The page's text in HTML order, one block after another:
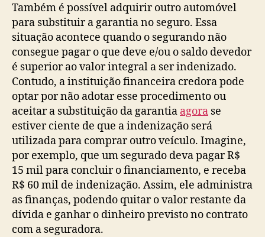
Também é possível adquirir outro automóvel
para substituir a garantia no seguro. Essa
situação acontece quando o segurando não
consegue pagar o que deve e/ou o saldo devedor
é superior ao valor integral a ser indenizado.
Contudo, a instituição financeira credora pode
optar por não adotar esse procedimento ou
aceitar a substituição da garantia agora se
estiver ciente de que a indenização será
utilizada para comprar outro veículo. Imagine,
por exemplo, que um segurado deva pagar R$
15 mil para concluir o financiamento, e receba
R$ 60 mil de indenização. Assim, ele administra
as finanças, podendo quitar o valor restante da
dívida e ganhar o dinheiro previsto no contrato
com a seguradora.